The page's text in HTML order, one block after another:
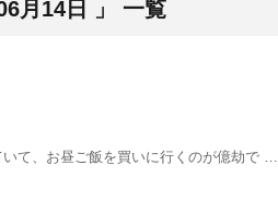
月14日 」 一覧
て、お昼ご飯を買いに行くのが億劫で …